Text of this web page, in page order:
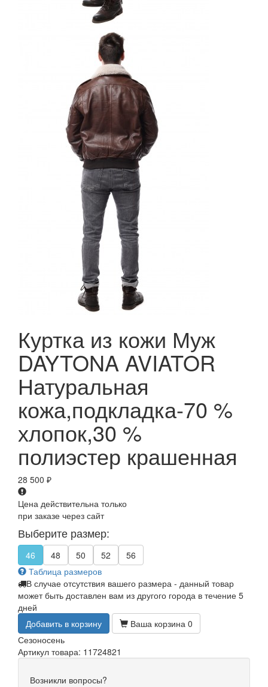
Куртка из кожи Муж
DAYTONA AVIATOR
Натуральная
кожа,подкладка-70 %
хлопок,30 %
полиэстер крашенная
28 500 ₽
Цена действительна только
при заказе через сайт
Выберите размер:
46 48 50 52
56
Таблица размеров
В случае отсутствия вашего размера - данный товар
может быть доставлен вам из другого города в течение 5
дней
Добавить в корзину
Ваша корзина 0
Сезоносень
Артикул товара: 11724821
Возникли вопросы?